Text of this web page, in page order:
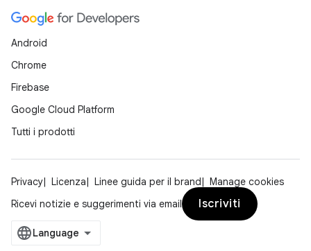
Android
Chrome
Firebase
Google Cloud Platform
Tutti i prodotti
Privacy Licenza Linee guida per il brand
Manage cookies
Ricevi notizie e suggerimenti via email
Iscriviti